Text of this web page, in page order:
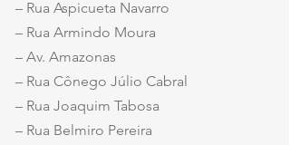
– Rua Aspicueta Navarro
– Rua Armindo Moura
– Av. Amazonas
– Rua Cônego Júlio Cabral
– Rua Joaquim Tabosa
– Rua Belmiro Pereira